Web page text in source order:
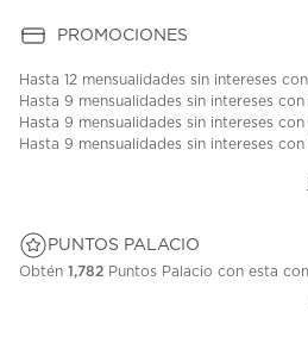
PROMOCIONES
Hasta 12 mensualidades sin intereses con
Hasta 9 mensualidades sin intereses con
Hasta 9 mensualidades sin intereses con
Hasta 9 mensualidades sin intereses con
PUNTOS PALACIO
Obtén 1,782 Puntos Palacio con esta